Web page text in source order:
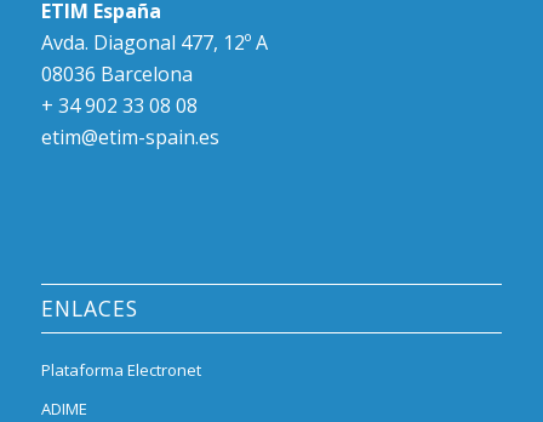
ETIM España
Avda. Diagonal 477, 12º A
08036 Barcelona
+ 34 902 33 08 08
etim@etim-spain.es
ENLACES
Plataforma Electronet
ADIME